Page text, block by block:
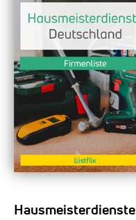
Hausmeisterdienste